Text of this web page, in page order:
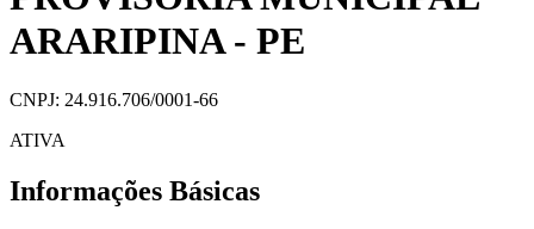
ARARIPINA - PE
CNPJ: 24.916.706/0001-66
ATIVA
Informações Básicas